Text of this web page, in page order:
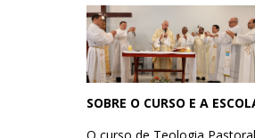
SOBRE O CURSO E A